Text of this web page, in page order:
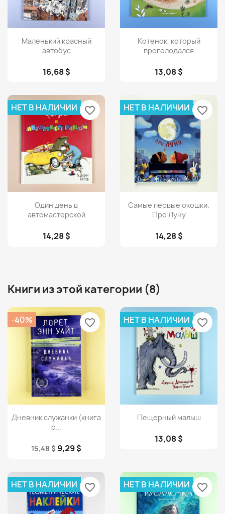
Просмотр
Маленький красный
автобус
16,68 $
Просмотр
Котенок, который
проголодался
13,08 $
Просмотр
Один день в
автомастерской
14,28 $
НЕТ В НАЛИЧИИ favorite_border
 Просмотр
Самые первые окошки.
Про Луну
14,28 $
НЕТ В НАЛИЧИИ favorite_border
Книги из этой категории (8)
Просмотр
Дневник служанки (книга
с...
15,48 $ 9,29 $
-40% favorite_border
Просмотр
Пещерный малыш
13,08 $
НЕТ В НАЛИЧИИ favorite_border
НЕТ В НАЛИЧИИ favorite_border НЕТ В НАЛИЧИИ favorite_border